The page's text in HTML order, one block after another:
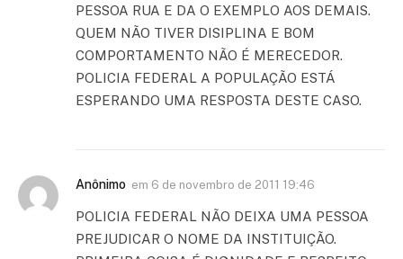
PESSOA RUA E DA O EXEMPLO AOS DEMAIS.
QUEM NÃO TIVER DISIPLINA E BOM
COMPORTAMENTO NÃO É MERECEDOR.
POLICIA FEDERAL A POPULAÇÃO ESTÁ
ESPERANDO UMA RESPOSTA DESTE CASO.
Anônimo em 6 de novembro de 2011 19:46
POLICIA FEDERAL NÃO DEIXA UMA PESSOA
PREJUDICAR O NOME DA INSTITUIÇÃO.